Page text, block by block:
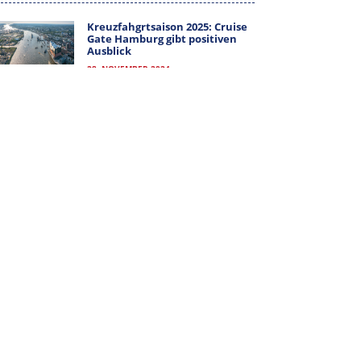
Kreuzfahgrtsaison 2025: Cruise
Gate Hamburg gibt positiven
Ausblick
28. NOVEMBER 2024
MITGLIEDER-LOGIN